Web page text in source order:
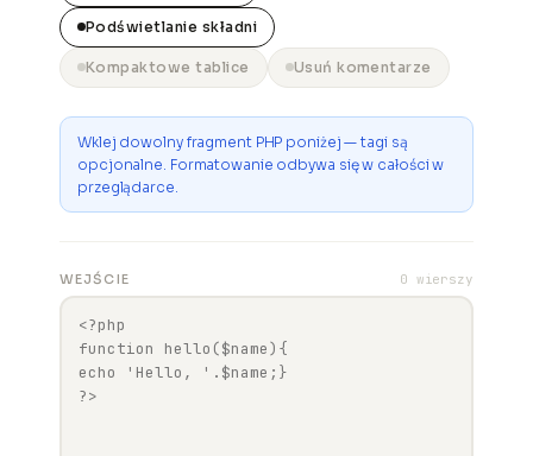
Podświetlanie składni
Kompaktowe tablice Usuń komentarze
Wklej dowolny fragment PHP poniżej — tagi są
opcjonalne. Formatowanie odbywa się w całości w
przeglądarce.
WEJŚCIE 0 wierszy